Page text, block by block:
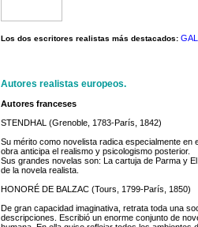
Los dos escritores realistas más destacados:
Autores realistas europeos.
Autores franceses
STENDHAL (Grenoble, 1783-París, 1842)
Su mérito como novelista radica especialmente
obra anticipa el realismo y psicologismo posterior.
Sus grandes novelas son: La cartuja de Parma y
de la novela realista.
HONORÉ DE BALZAC (Tours, 1799-París, 1850)
De gran capacidad imaginativa, retrata toda una
descripciones. Escribió un enorme conjunto de